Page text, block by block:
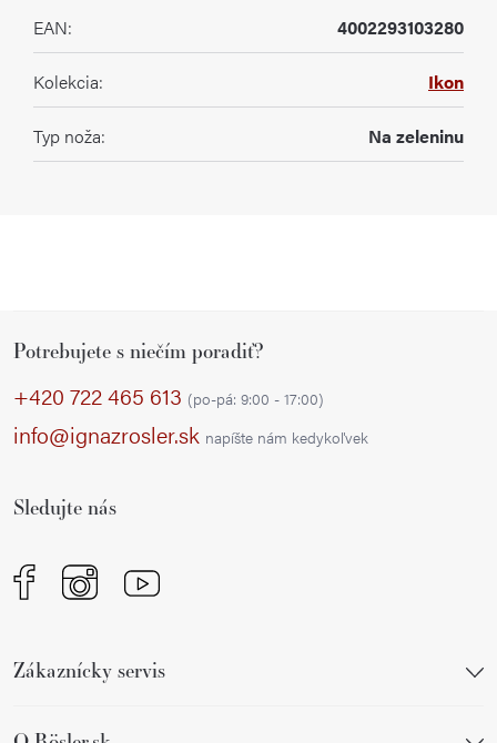
EAN: 4002293103280
Kolekcia: Ikon
Typ noža: Na zeleninu
Potrebujete s niečím poradiť?
+420 722 465 613 (po-pá: 9:00 - 17:00)
info@ignazrosler.sk napíšte nám kedykoľvek
Sledujte nás
Zákaznícky servis